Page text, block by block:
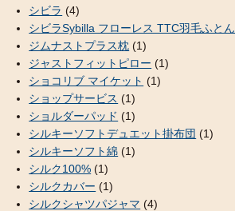
シビラ (4)
シビラSybilla フローレス TTC羽毛ふとん
ジムナストプラス枕 (1)
ジャストフィットピロー (1)
ショコリブ マイケット (1)
ショップサービス (1)
ショルダーパッド (1)
シルキーソフトデュエット掛布団 (1)
シルキーソフト綿 (1)
シルク100% (1)
シルクカバー (1)
シルクシャツパジャマ (4)